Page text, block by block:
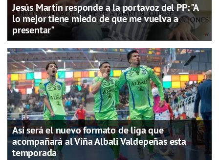
Jesús Martín responde a la portavoz del PP: "A
lo mejor tiene miedo de que me vuelva a
presentar"
Así será el nuevo formato de liga que
acompañará al Viña Albali Valdepeñas esta
temporada